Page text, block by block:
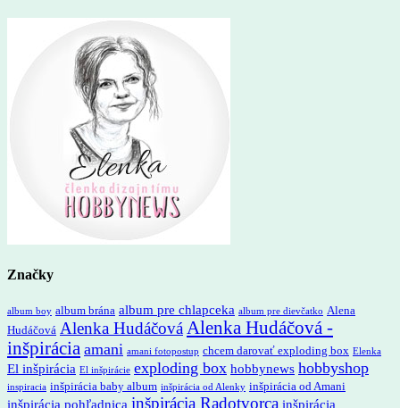
Značky
album boy album brána album pre chlapceka album pre dievčatko Alena
Hudáčová Alenka Hudáčová Alenka Hudáčová -
inšpirácia amani amani fotopostup chcem darovať exploding box Elenka
El inšpirácia El inšpirácie exploding box hobbynews hobbyshop
inspiracia inšpirácia baby album inšpirácia od Alenky inšpirácia od Amani
inšpirácia pohľadnica inšpirácia Radotvorca inšpirácia